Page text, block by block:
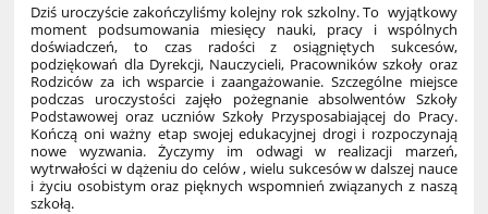
Dziś uroczyście zakończyliśmy kolejny rok szkolny. To wyjątkowy
moment podsumowania miesięcy nauki, pracy i wspólnych
doświadczeń, to czas radości z osiągniętych sukcesów,
podziękowań dla Dyrekcji, Nauczycieli, Pracowników szkoły oraz
Rodziców za ich wsparcie i zaangażowanie. Szczególne miejsce
podczas uroczystości zajęło pożegnanie absolwentów Szkoły
Podstawowej oraz uczniów Szkoły Przysposabiającej do Pracy.
Kończą oni ważny etap swojej edukacyjnej drogi i rozpoczynają
nowe wyzwania. Życzymy im odwagi w realizacji marzeń,
wytrwałości w dążeniu do celów , wielu sukcesów w dalszej nauce
i życiu osobistym oraz pięknych wspomnień związanych z naszą
szkołą.